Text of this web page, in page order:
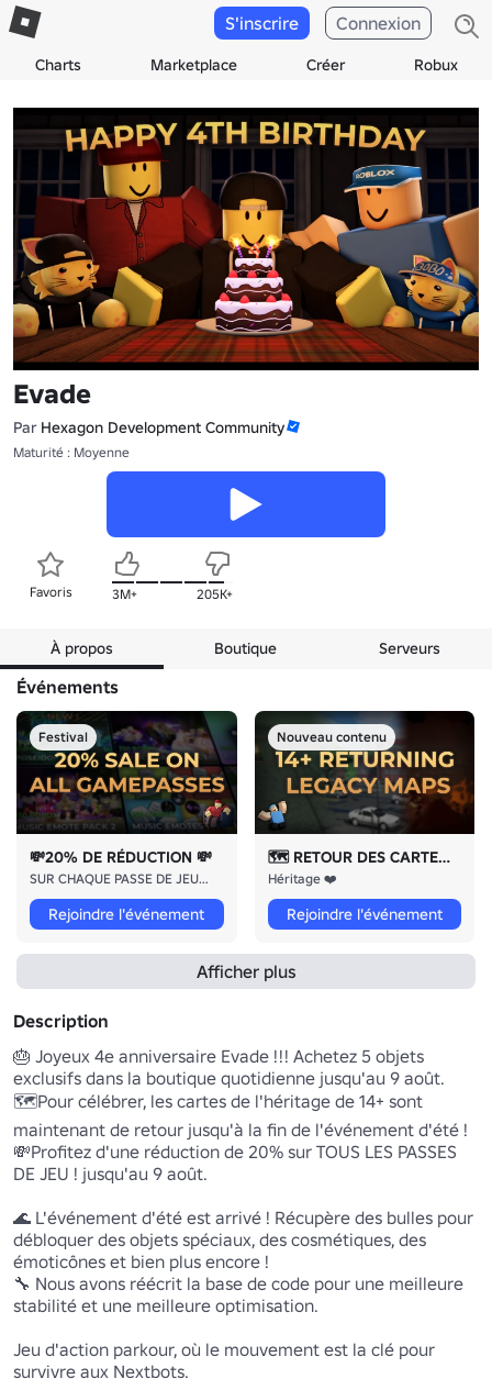
Charts Marketplace Créer Robux
S'inscrire Connexion
Evade
Par Hexagon Development Community
Maturité : Moyenne
Favoris 3M+ 205K+
À propos Boutique Serveurs
Événements
Festival
💸20% DE RÉDUCTION 💸
SUR CHAQUE PASSE DE JEU !!!
Rejoindre l'événement
Nouveau contenu
🗺️ RETOUR DES CARTES 🗺️
Héritage ❤️
Rejoindre l'événement
Afficher plus
Description
🎂 Joyeux 4e anniversaire Evade !!! Achetez 5 objets
exclusifs dans la boutique quotidienne jusqu'au 9 août.
🗺️Pour célébrer, les cartes de l'héritage de 14+ sont
maintenant de retour jusqu'à la fin de l'événement d'été !
💸Profitez d'une réduction de 20% sur TOUS LES PASSES
DE JEU ! jusqu'au 9 août.
🌊 L'événement d'été est arrivé ! Récupère des bulles pour
débloquer des objets spéciaux, des cosmétiques, des
émoticônes et bien plus encore !
🔧 Nous avons réécrit la base de code pour une meilleure
stabilité et une meilleure optimisation.
Jeu d'action parkour, où le mouvement est la clé pour
survivre aux Nextbots.